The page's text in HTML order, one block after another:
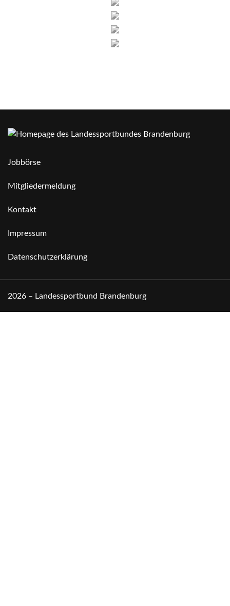
Jobbörse
Mitgliedermeldung
Kontakt
Impressum
Datenschutzerklärung
2026 – Landessportbund Brandenburg